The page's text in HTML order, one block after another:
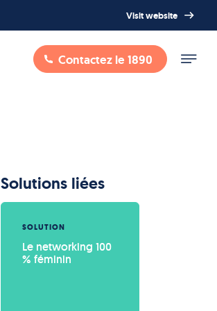
Visit website
Contactez le 1890
Solutions liées
SOLUTION
Le networking 100
% féminin